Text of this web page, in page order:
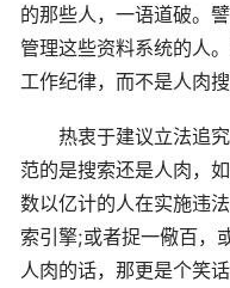
的那些人，一语道破。
管理这些资料系统的人
工作纪律，而不是人肉
热衷于建议立法追究
范的是搜索还是人肉，
数以亿计的人在实施违
索引擎;或者捉一儆百，
人肉的话，那更是个笑